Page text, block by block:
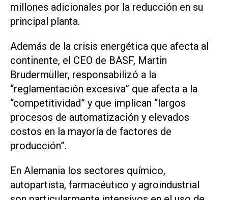
millones adicionales por la reducción en su
principal planta.
Además de la crisis energética que afecta al
continente, el CEO de BASF, Martin
Brudermüller, responsabilizó a la
“reglamentación excesiva” que afecta a la
“competitividad” y que implican “largos
procesos de automatización y elevados
costos en la mayoría de factores de
producción”.
En Alemania los sectores químico,
autopartista, farmacéutico y agroindustrial